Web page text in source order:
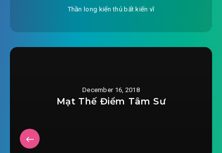
#27: Lâm Dương thành hội võ
#31: Thức tỉnh thất bại
#33: Hội võ bắt đầu
Thần long kiến thủ bất kiến vĩ
December 16, 2018
Mạt Thế Điểm Tâm Sư